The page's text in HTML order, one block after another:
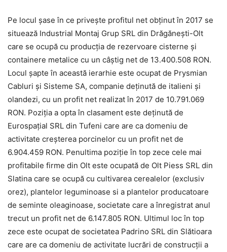
Pe locul șase în ce privește profitul net obținut în 2017 se
situează Industrial Montaj Grup SRL din Drăgănești-Olt
care se ocupă cu producția de rezervoare cisterne și
containere metalice cu un câștig net de 13.400.508 RON.
Locul șapte în această ierarhie este ocupat de Prysmian
Cabluri și Sisteme SA, companie deţinută de italieni şi
olandezi, cu un profit net realizat în 2017 de 10.791.069
RON. Poziția a opta în clasament este deținută de
Eurospațial SRL din Tufeni care are ca domeniu de
activitate creșterea porcinelor cu un profit net de
6.904.459 RON. Penultima poziție în top zece cele mai
profitabile firme din Olt este ocupată de Olt Piess SRL din
Slatina care se ocupă cu cultivarea cerealelor (exclusiv
orez), plantelor leguminoase si a plantelor producatoare
de seminte oleaginoase, societate care a înregistrat anul
trecut un profit net de 6.147.805 RON. Ultimul loc în top
zece este ocupat de societatea Padrino SRL din Slătioara
care are ca domeniu de activitate lucrări de construcții a